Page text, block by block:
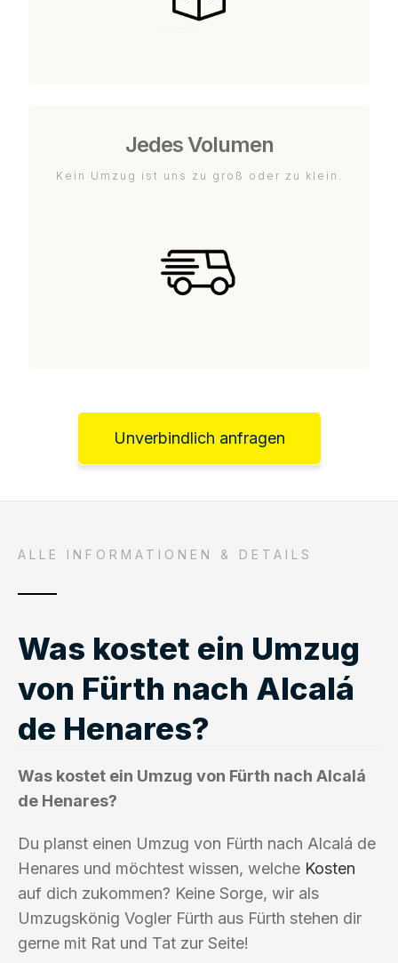
Jedes Volumen
Kein Umzug ist uns zu groß oder zu klein.
Unverbindlich anfragen
ALLE INFORMATIONEN & DETAILS
Was kostet ein Umzug
von Fürth nach Alcalá
de Henares?
Was kostet ein Umzug von Fürth nach Alcalá
de Henares?
Du planst einen Umzug von Fürth nach Alcalá de
Henares und möchtest wissen, welche Kosten
auf dich zukommen? Keine Sorge, wir als
Umzugskönig Vogler Fürth aus Fürth stehen dir
gerne mit Rat und Tat zur Seite!